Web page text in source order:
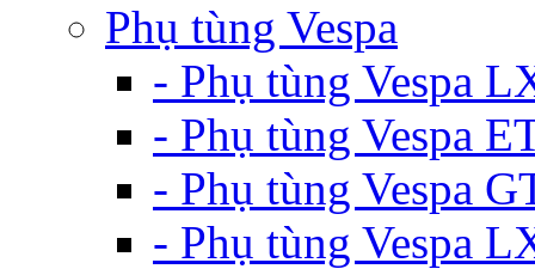
Phụ tùng Vespa
- Phụ tùng Vespa
- Phụ tùng Vespa
- Phụ tùng Vespa
- Phụ tùng Vespa